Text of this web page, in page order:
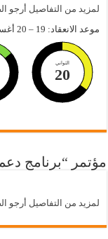
لمزيد من التفاصيل أرجو
موعد الانعقاد: 19 – 20 أغسطس 2026م
الثواني
20
مؤتمر “برنامج
لمزيد من التفاصيل أرجو